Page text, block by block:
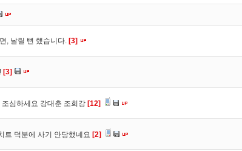
, 날릴 뻔 했습니다. [3]
[3]
심하세요 강대춘 조희강 [12]
트 덕분에 사기 안당했네요 [2]